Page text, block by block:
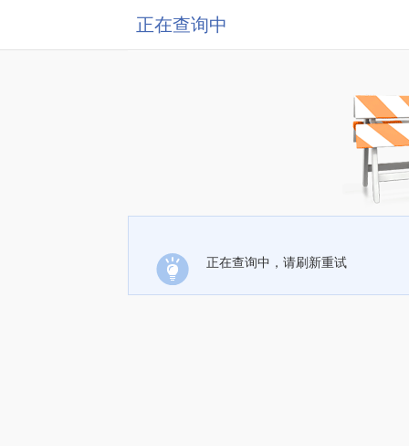
正在查询中
正在查询中，请刷新重试